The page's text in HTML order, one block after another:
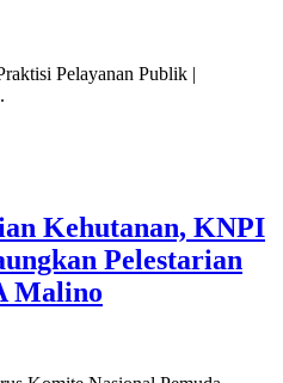
Pelayanan Publik |
Kehutanan, KNPI
Pelestarian
Malino